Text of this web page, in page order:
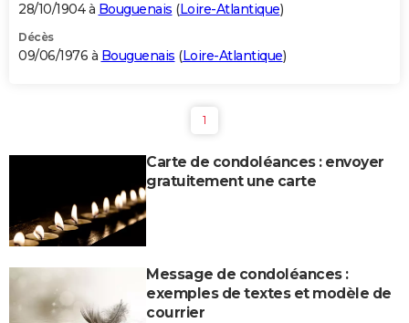
28/10/1904 à Bouguenais (Loire-Atlantique)
Décès
09/06/1976 à Bouguenais (Loire-Atlantique)
1
Carte de condoléances : envoyer
gratuitement une carte
Message de condoléances :
exemples de textes et modèle de
courrier